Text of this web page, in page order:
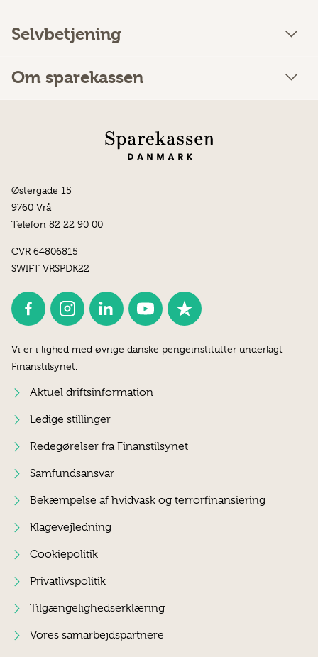
Selvbetjening
Om sparekassen
Østergade 15
9760 Vrå
Telefon 82 22 90 00
CVR 64806815
SWIFT VRSPDK22
Vi er i lighed med øvrige danske pengeinstitutter underlagt
Finanstilsynet.
Aktuel driftsinformation
Ledige stillinger
Redegørelser fra Finanstilsynet
Samfundsansvar
Bekæmpelse af hvidvask og terrorfinansiering
Klagevejledning
Cookiepolitik
Privatlivspolitik
Tilgængelighedserklæring
Vores samarbejdspartnere